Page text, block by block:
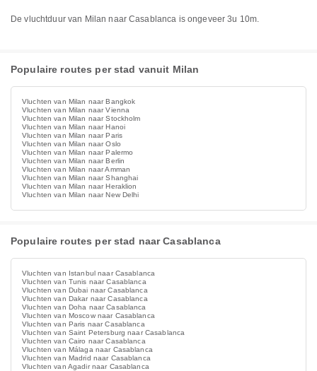
De vluchtduur van Milan naar Casablanca is ongeveer 3u 10m.
Populaire routes per stad vanuit Milan
Vluchten van Milan naar Bangkok
Vluchten van Milan naar Vienna
Vluchten van Milan naar Stockholm
Vluchten van Milan naar Hanoi
Vluchten van Milan naar Paris
Vluchten van Milan naar Oslo
Vluchten van Milan naar Palermo
Vluchten van Milan naar Berlin
Vluchten van Milan naar Amman
Vluchten van Milan naar Shanghai
Vluchten van Milan naar Heraklion
Vluchten van Milan naar New Delhi
Populaire routes per stad naar Casablanca
Vluchten van Istanbul naar Casablanca
Vluchten van Tunis naar Casablanca
Vluchten van Dubai naar Casablanca
Vluchten van Dakar naar Casablanca
Vluchten van Doha naar Casablanca
Vluchten van Moscow naar Casablanca
Vluchten van Paris naar Casablanca
Vluchten van Saint Petersburg naar Casablanca
Vluchten van Cairo naar Casablanca
Vluchten van Málaga naar Casablanca
Vluchten van Madrid naar Casablanca
Vluchten van Agadir naar Casablanca